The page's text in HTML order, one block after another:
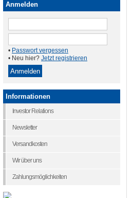
Anmelden
• Passwort vergessen
• Neu hier? Jetzt registrieren
Informationen
Investor Relations
Newsletter
Versandkosten
Wir über uns
Zahlungsmöglichkeiten